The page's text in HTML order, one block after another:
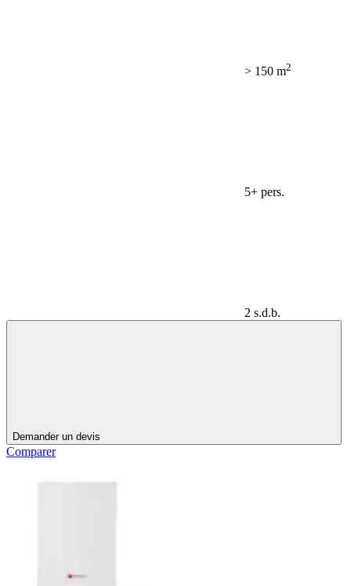
> 150 m2
5+ pers.
2 s.d.b.
Demander un devis
Comparer